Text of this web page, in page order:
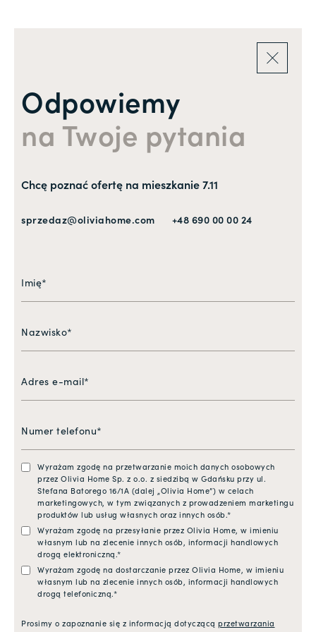
Odpowiemy
na Twoje pytania
Chcę poznać ofertę na mieszkanie 7.11
sprzedaz@oliviahome.com +48 690 00 00 24
Wyrażam zgodę na przetwarzanie moich danych osobowych
przez Olivia Home Sp. z o.o. z siedzibą w Gdańsku przy ul.
Stefana Batorego 16/1A (dalej „Olivia Home”) w celach
marketingowych, w tym związanych z prowadzeniem marketingu
produktów lub usług własnych oraz innych osób.*
Wyrażam zgodę na przesyłanie przez Olivia Home, w imieniu
własnym lub na zlecenie innych osób, informacji handlowych
drogą elektroniczną.*
Wyrażam zgodę na dostarczanie przez Olivia Home, w imieniu
własnym lub na zlecenie innych osób, informacji handlowych
drogą telefoniczną.*
Prosimy o zapoznanie się z informacją dotyczącą przetwarzania